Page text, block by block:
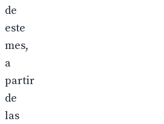
de
este
mes,
a
partir
de
las